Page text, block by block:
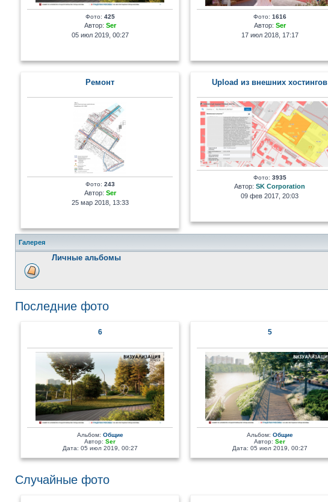
Фото: 425
Автор: Ser
05 июл 2019, 00:27
Фото: 1616
Автор: Ser
17 июл 2018, 17:17
Ремонт
Фото: 243
Автор: Ser
25 мар 2018, 13:33
Upload из внешних хостингов
Фото: 3935
Автор: SK Corporation
09 фев 2017, 20:03
Галерея
Личные альбомы
Последние фото
6
Альбом: Общие
Автор: Ser
Дата: 05 июл 2019, 00:27
5
Альбом: Общие
Автор: Ser
Дата: 05 июл 2019, 00:27
Случайные фото